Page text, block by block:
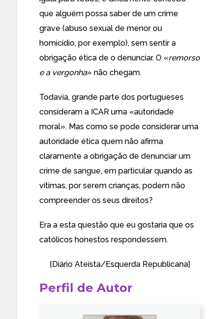
que alguém possa saber de um crime
grave (abuso sexual de menor ou
homicídio, por exemplo), sem sentir a
obrigação ética de o denunciar. O «remorso
e a vergonha» não chegam.
Todavia, grande parte dos portugueses
consideram a ICAR uma «autoridade
moral». Mas como se pode considerar uma
autoridade ética quem não afirma
claramente a obrigação de denunciar um
crime de sangue, em particular quando as
vítimas, por serem crianças, podem não
compreender os seus direitos?
Era a esta questão que eu gostaria que os
católicos honestos respondessem.
[Diário Ateísta/Esquerda Republicana]
Perfil de Autor